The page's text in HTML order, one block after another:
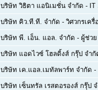
บริษัท วิธิตา แอนิเมชั่น จำกัด -
บริษัท คิว.ที.ที. จำกัด - วิศวกรเครื่
บริษัท พี. เอ็น. แอล. จำกัด - ผู้ช่ว
บริษัท แอดไวซ์ โฮลดิ้งส์ กรุ๊ป จำกั
บริษัท เค.แอล.เมทัลพาร์ท จำกัด -
บริษัท เซ็นทรัล เรสตอรองส์ กรุ๊ป